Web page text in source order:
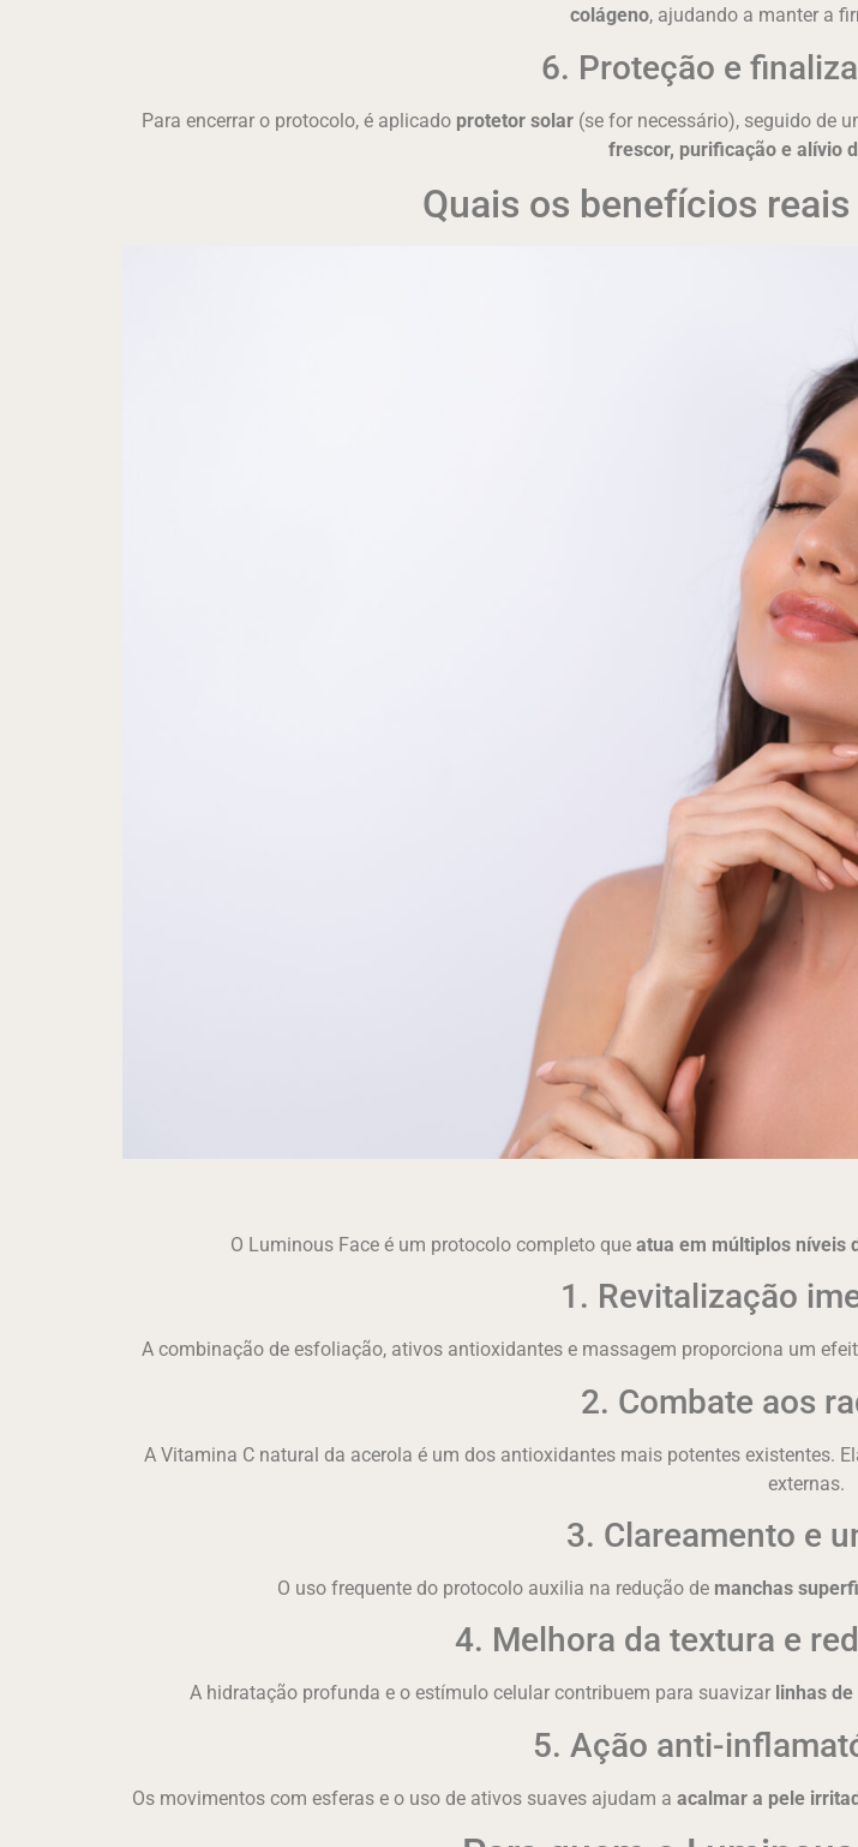
colágeno, ajudando a manter a
6. Proteção e
Para encerrar o protocolo, é aplicado protetor solar (se for necessário), seguido de
frescor, purificação e alívio
Quais os benefícios
O Luminous Face é um protocolo completo que atua em múltiplos níveis
1. Revitalização
A combinação de esfoliação, ativos antioxidantes e massagem proporciona um
2. Combate aos
A Vitamina C natural da acerola é um dos antioxidantes mais potentes existentes.
externas.
3. Clareamento e
O uso frequente do protocolo auxilia na redução de manchas
4. Melhora da textura e
A hidratação profunda e o estímulo celular contribuem para suavizar linhas
5. Ação anti-
Os movimentos com esferas e o uso de ativos suaves ajudam a acalmar a pele